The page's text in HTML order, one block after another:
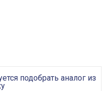
подобрать аналог из